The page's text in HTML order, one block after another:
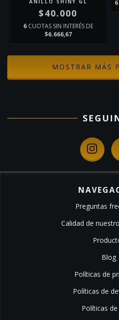
ANILLO SHINY GL
$40.000
6 CUOTAS SIN INTERÉS DE
$6.666,67
6
MOSTRAR MÁS
Preguntas
Calidad de
Blog
Políticas de
Políticas de
Políticas